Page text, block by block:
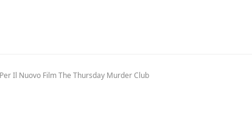
Il Nuovo Film The Thursday Murder Club